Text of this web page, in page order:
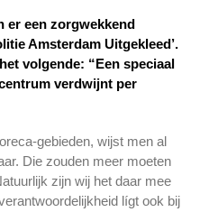
er een zorgwekkend
Amsterdam Uitgekleed’.
volgende: “Een speciaal
verdwijnt per
gebieden, wijst men al
Die zouden meer moeten
zijn wij het daar mee
lígt ook bij